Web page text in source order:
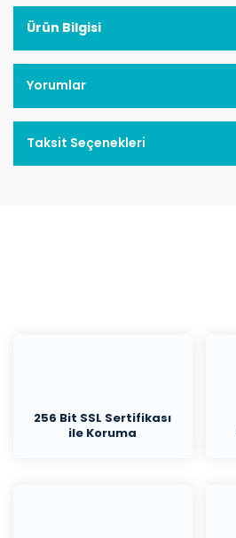
Ürün Bilgisi
Yorumlar
Taksit Seçenekleri
256 Bit SSL Sertifikası
ile Koruma